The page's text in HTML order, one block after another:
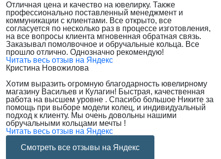
Отличная цена и качество на ювелирку. Также
профессионально поставленный менеджмент и
коммуникации с клиентами. Все открыто, все
согласуется по несколько раз в процессе изготовления,
на все вопросы клиента мгновенная обратная связь.
Заказывал помолвочное и обручальные кольца. Все
прошло отлично. Однозначно рекомендую!
Читать весь отзыв на Яндекс
Кристина Новожилова
Хотим выразить огромную благодарность ювелирному
магазину Васильев и Кулагин! Быстрая, качественная
работа на высшем уровне . Спасибо большое Никите за
помощь при выборе модели колец, и индивидуальный
подход к клиенту. Мы очень довольны нашими
обручальными кольцами мечты !
Читать весь отзыв на Яндекс
Смотреть все отзывы на Яндекс